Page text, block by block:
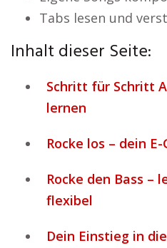
Tabs lesen und
Inhalt dieser Seite:
Schritt für Schritt
lernen
Rocke los – dein
Rocke den Bass –
flexibel
Dein Einstieg in